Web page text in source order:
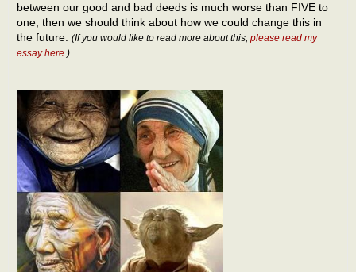
between our good and bad deeds is much worse than FIVE to
one, then we should think about how we could change this in
the future. (If you would like to read more about this, please read my
essay here.)